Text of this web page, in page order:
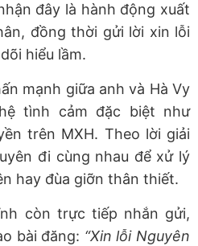
đây là hành động xuất
đồng thời gửi lời xin lỗi
hiểu lầm.
mạnh giữa anh và Hà Vy
tình cảm đặc biệt như
trên MXH. Theo lời giải
đi cùng nhau để xử lý
hay đùa giỡn thân thiết.
còn trực tiếp nhắn gửi,
bài đăng: “Xin lỗi Nguyên